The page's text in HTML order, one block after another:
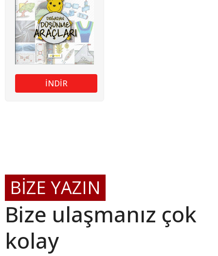
İNDİR
BİZE YAZIN
Bize ulaşmanız çok
kolay